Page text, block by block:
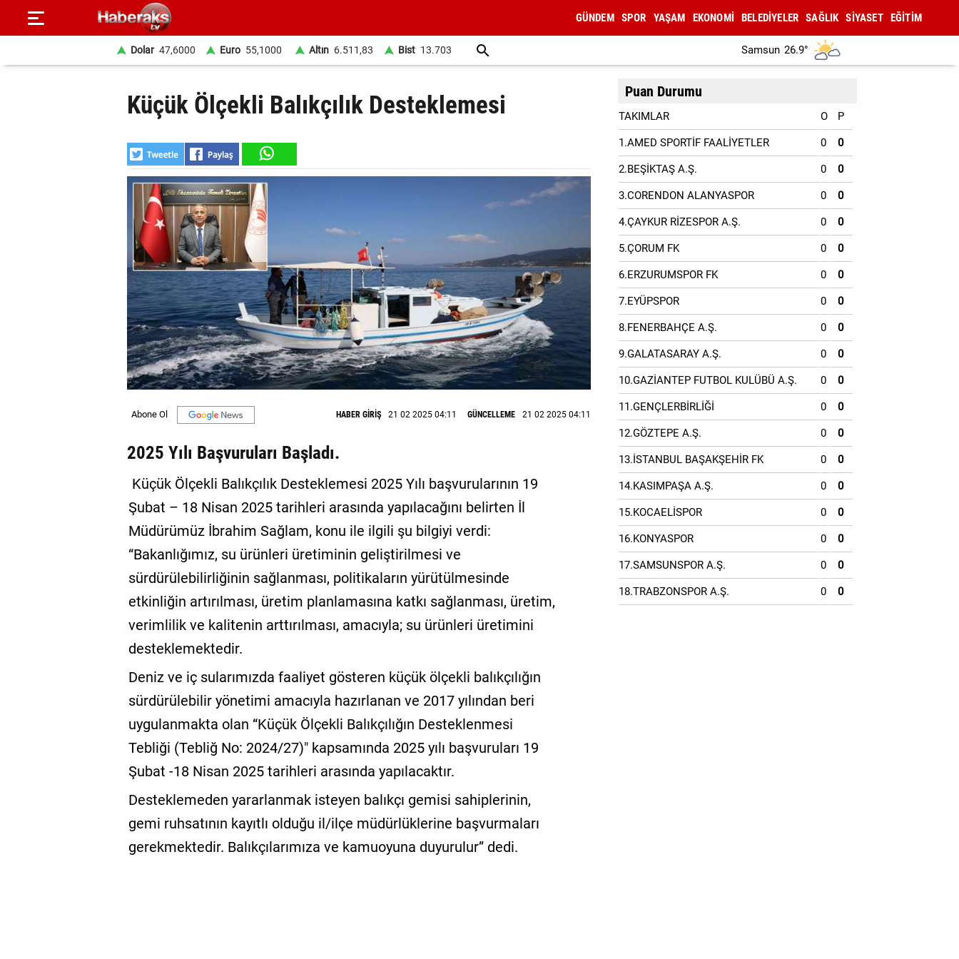
GÜNDEM SPOR YAŞAM EKONOMİ BELEDİYELER SAĞLIK SİYASET EĞİTİM
Dolar 47,6000 Euro 55,1000 Altın 6.511,83 Bist 13.703 Samsun 26.9°
Küçük Ölçekli Balıkçılık Desteklemesi
HABER GİRİŞ 21 02 2025 04:11 GÜNCELLEME 21 02 2025 04:11
2025 Yılı Başvuruları Başladı.
Küçük Ölçekli Balıkçılık Desteklemesi 2025 Yılı başvurularının 19
Şubat – 18 Nisan 2025 tarihleri arasında yapılacağını belirten İl
Müdürümüz İbrahim Sağlam, konu ile ilgili şu bilgiyi verdi:
“Bakanlığımız, su ürünleri üretiminin geliştirilmesi ve
sürdürülebilirliğinin sağlanması, politikaların yürütülmesinde
etkinliğin artırılması, üretim planlamasına katkı sağlanması, üretim,
verimlilik ve kalitenin arttırılması, amacıyla; su ürünleri üretimini
desteklemektedir.
Deniz ve iç sularımızda faaliyet gösteren küçük ölçekli balıkçılığın
sürdürülebilir yönetimi amacıyla hazırlanan ve 2017 yılından beri
uygulanmakta olan “Küçük Ölçekli Balıkçılığın Desteklenmesi
Tebliği (Tebliğ No: 2024/27)" kapsamında 2025 yılı başvuruları 19
Şubat -18 Nisan 2025 tarihleri arasında yapılacaktır.
Desteklemeden yararlanmak isteyen balıkçı gemisi sahiplerinin,
gemi ruhsatının kayıtlı olduğu il/ilçe müdürlüklerine başvurmaları
gerekmektedir. Balıkçılarımıza ve kamuoyuna duyurulur” dedi.
Puan Durumu
TAKIMLAR O P
1.AMED SPORTİF FAALİYETLER 0 0
2.BEŞİKTAŞ A.Ş. 0 0
3.CORENDON ALANYASPOR 0 0
4.ÇAYKUR RİZESPOR A.Ş. 0 0
5.ÇORUM FK 0 0
6.ERZURUMSPOR FK 0 0
7.EYÜPSPOR 0 0
8.FENERBAHÇE A.Ş. 0 0
9.GALATASARAY A.Ş. 0 0
10.GAZİANTEP FUTBOL KULÜBÜ A.Ş. 0 0
11.GENÇLERBİRLİĞİ 0 0
12.GÖZTEPE A.Ş. 0 0
13.İSTANBUL BAŞAKŞEHİR FK 0 0
14.KASIMPAŞA A.Ş. 0 0
15.KOCAELİSPOR 0 0
16.KONYASPOR 0 0
17.SAMSUNSPOR A.Ş. 0 0
18.TRABZONSPOR A.Ş. 0 0